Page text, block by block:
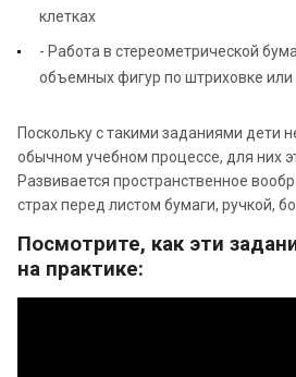
клетках
- Работа в стереометрической
объемных фигур по штриховке или
Поскольку с такими заданиями дети
обычном учебном процессе, для них
Развивается пространственное
страх перед листом бумаги, ручкой,
Посмотрите, как эти
на практике: